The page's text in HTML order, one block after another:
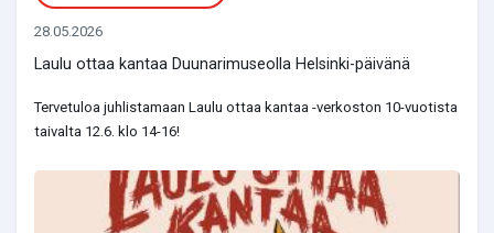
28.05.2026
Laulu ottaa kantaa Duunarimuseolla Helsinki-päivänä
Tervetuloa juhlistamaan Laulu ottaa kantaa -verkoston 10-vuotista
taivalta 12.6. klo 14-16!